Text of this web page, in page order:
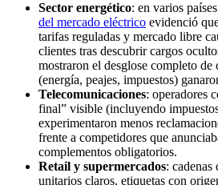
Sector energético: en varios
del mercado eléctrico evidenció
tarifas reguladas y mercado libre
clientes tras descubrir cargos
mostraron el desglose completo de
(energía, peajes, impuestos)
Telecomunicaciones: operadores
final” visible (incluyendo
experimentaron menos
frente a competidores que
complementos obligatorios.
Retail y supermercados: cadenas
unitarios claros, etiquetas con